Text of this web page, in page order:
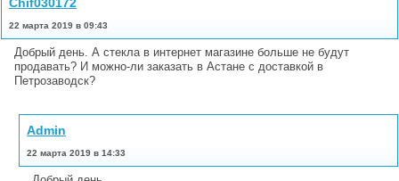
22 марта 2019 в 09:43
Добрый день. А стекла в интернет магазине больше не будут
продавать? И можно-ли заказать в Астане с доставкой в
Петрозаводск?
Admin
22 марта 2019 в 14:33